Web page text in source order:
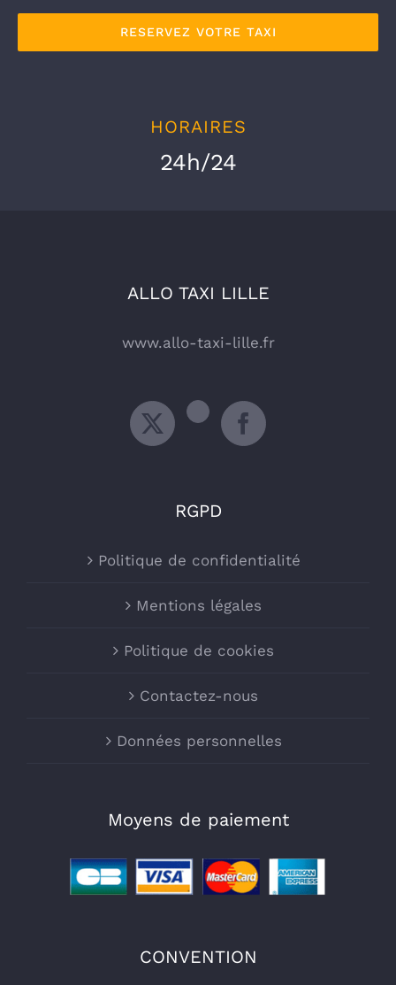
RESERVEZ VOTRE TAXI
HORAIRES
24h/24
ALLO TAXI LILLE
www.allo-taxi-lille.fr
RGPD
Politique de confidentialité
Mentions légales
Politique de cookies
Contactez-nous
Données personnelles
Moyens de paiement
CONVENTION